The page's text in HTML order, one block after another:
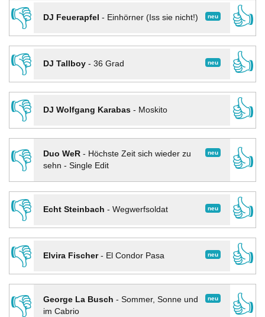
👎
neu
DJ Feuerapfel - Einhörner (Iss sie nicht!)
👍
👎
neu
DJ Tallboy- 36 Grad
👍
👎
DJ Wolfgang Karabas- Moskito
👍
👎
neu
Duo WeR- Höchste Zeit sich wieder zu
sehn - Single Edit
👍
👎
neu
Echt Steinbach - Wegwerfsoldat
👍
👎
neu
Elvira Fischer- El Condor Pasa
👍
👎
neu
George La Busch - Sommer, Sonne und
im Cabrio
👍